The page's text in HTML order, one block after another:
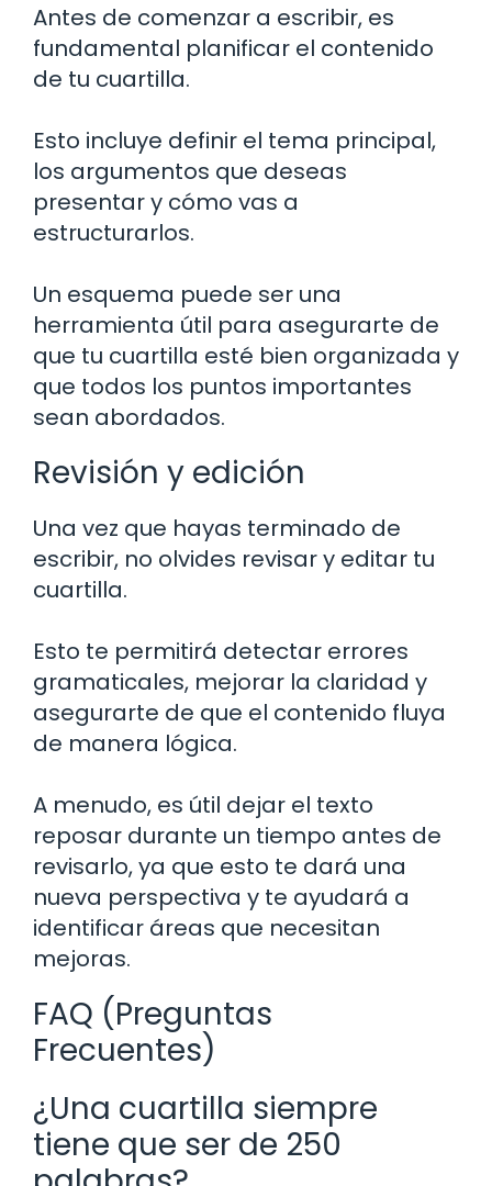
Antes de comenzar a escribir, es
fundamental planificar el contenido
de tu cuartilla.
Esto incluye definir el tema principal,
los argumentos que deseas
presentar y cómo vas a
estructurarlos.
Un esquema puede ser una
herramienta útil para asegurarte de
que tu cuartilla esté bien organizada y
que todos los puntos importantes
sean abordados.
Revisión y edición
Una vez que hayas terminado de
escribir, no olvides revisar y editar tu
cuartilla.
Esto te permitirá detectar errores
gramaticales, mejorar la claridad y
asegurarte de que el contenido fluya
de manera lógica.
A menudo, es útil dejar el texto
reposar durante un tiempo antes de
revisarlo, ya que esto te dará una
nueva perspectiva y te ayudará a
identificar áreas que necesitan
mejoras.
FAQ (Preguntas
Frecuentes)
¿Una cuartilla siempre
tiene que ser de 250